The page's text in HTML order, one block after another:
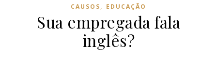
CAUSOS, EDUCAÇÃO
Sua empregada fala
inglês?